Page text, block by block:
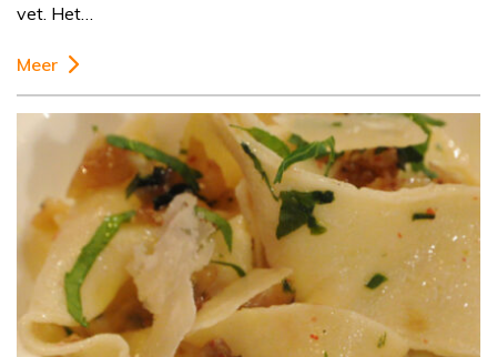
vet. Het…
Meer